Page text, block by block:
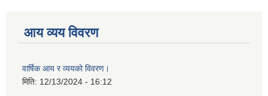
आय व्यय विवरण
वार्षिक आय र व्ययको विवरण।
मिति: 12/13/2024 - 16:12